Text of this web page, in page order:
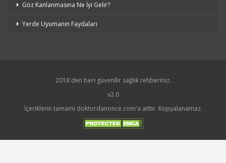
Göz Kanlanmasına Ne İyi Gelir?
Yerde Uyumanın Faydaları
2018'den beri güvenilir sağlık rehberiniz.
v2.0
İçeriklerin tamamı doktordanonce.com'a aittir. Kopyalanamaz.